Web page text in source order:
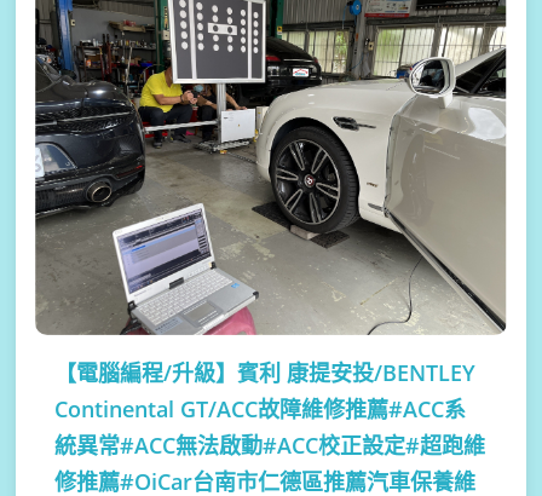
【電腦編程/升級】賓利 康提安投/BENTLEY
Continental GT/ACC故障維修推薦#ACC系
統異常#ACC無法啟動#ACC校正設定#超跑維
修推薦#OiCar台南市仁德區推薦汽車保養維